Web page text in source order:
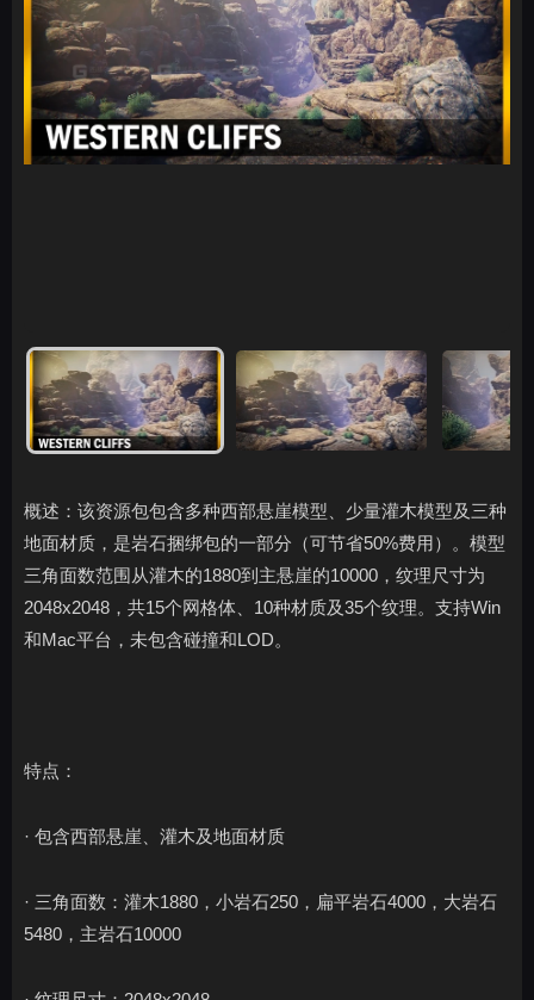
概述：该资源包包含多种西部悬崖模型、少量灌木模型及三种
地面材质，是岩石捆绑包的一部分（可节省50%费用）。模型
三角面数范围从灌木的1880到主悬崖的10000，纹理尺寸为
2048x2048，共15个网格体、10种材质及35个纹理。支持Win
和Mac平台，未包含碰撞和LOD。
特点：
· 包含西部悬崖、灌木及地面材质
· 三角面数：灌木1880，小岩石250，扁平岩石4000，大岩石
5480，主岩石10000